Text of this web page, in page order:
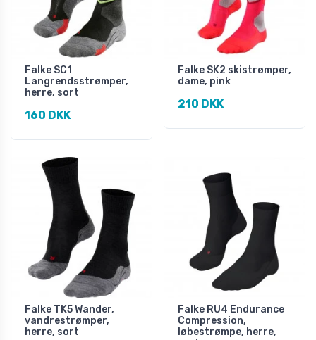
Falke SC1
Langrendsstrømper,
herre, sort
160 DKK
Falke SK2 skistrømper,
dame, pink
210 DKK
Falke TK5 Wander,
vandrestrømper,
herre, sort
Falke RU4 Endurance
Compression,
løbestrømpe, herre,